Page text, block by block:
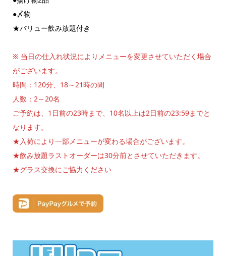
●〆物
★バリュー飲み放題付き
※ 当日の仕入れ状況によりメニューを変更させていただく場合
がございます。
時間：120分、18～21時の間
人数：2～20名
ご予約は、1日前の23時まで、10名以上は2日前の23:59までと
なります。
★入荷により一部メニューが変わる場合がございます。
★飲み放題ラストオーダーは30分前とさせていただきます。
★グラス交換にご協力ください